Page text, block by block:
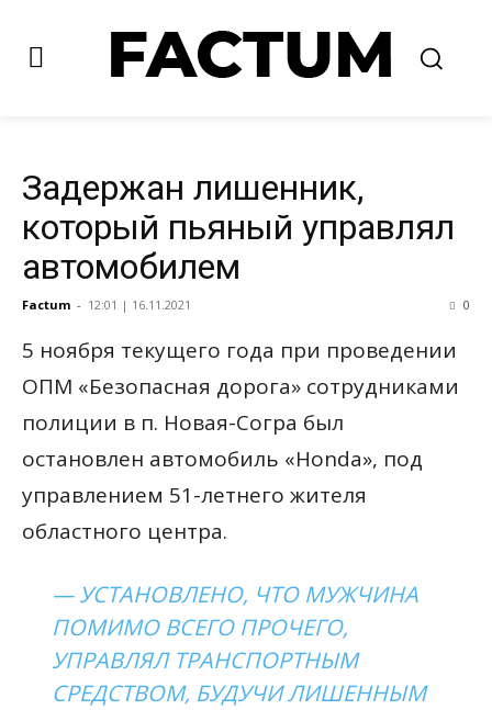
Задержан лишенник,
который пьяный управлял
автомобилем
Factum - 12:01 | 16.11.2021 0
5 ноября текущего года при проведении
ОПМ «Безопасная дорога» сотрудниками
полиции в п. Новая-Согра был
остановлен автомобиль «Honda», под
управлением 51-летнего жителя
областного центра.
— УСТАНОВЛЕНО, ЧТО МУЖЧИНА
ПОМИМО ВСЕГО ПРОЧЕГО,
УПРАВЛЯЛ ТРАНСПОРТНЫМ
СРЕДСТВОМ, БУДУЧИ ЛИШЕННЫМ